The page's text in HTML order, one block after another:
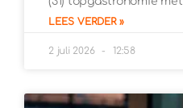
LEES VERDER »
2 juli 2026 12:58